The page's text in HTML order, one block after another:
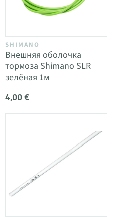
SHIMANO
Внешняя оболочка
тормоза Shimano SLR
зелёная 1м
4,00 €